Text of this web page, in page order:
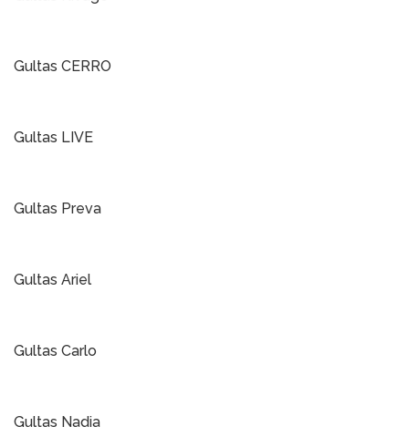
Gultas CERRO
Gultas LIVE
Gultas Preva
Gultas Ariel
Gultas Carlo
Gultas Nadia